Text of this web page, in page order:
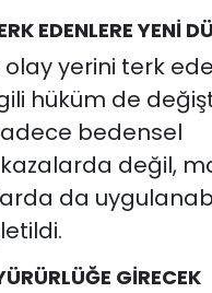
EDENLERE YENİ
olay yerini terk
hüküm de
bedensel
değil,
da
GİRECEK